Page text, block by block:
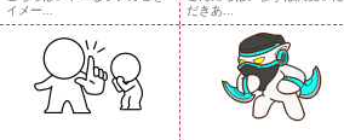
イメー...
だきあ...